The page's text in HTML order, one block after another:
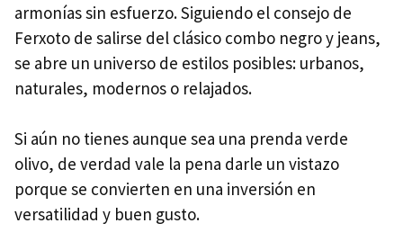
armonías sin esfuerzo. Siguiendo el consejo de
Ferxoto de salirse del clásico combo negro y jeans,
se abre un universo de estilos posibles: urbanos,
naturales, modernos o relajados.
Si aún no tienes aunque sea una prenda verde
olivo, de verdad vale la pena darle un vistazo
porque se convierten en una inversión en
versatilidad y buen gusto.